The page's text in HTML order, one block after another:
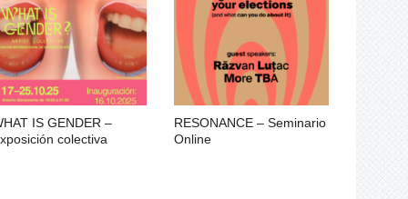
IS GENDER –
colectiva
RESONANCE – Seminario
Online